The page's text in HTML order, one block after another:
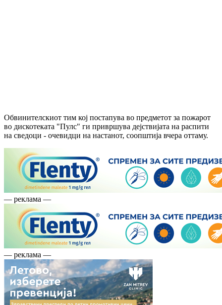
Обвинителскиот тим кој постапува во предметот за пожарот
во дискотеката "Пулс" ги привршува дејствијата на распити
на сведоци - очевидци на настанот, соопштија вчера оттаму.
— реклама —
— реклама —